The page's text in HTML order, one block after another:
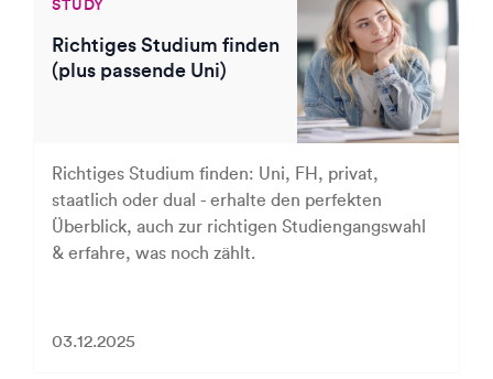
STUDY
Richtiges Studium finden
(plus passende Uni)
Richtiges Studium finden: Uni, FH, privat,
staatlich oder dual - erhalte den perfekten
Überblick, auch zur richtigen Studiengangswahl
& erfahre, was noch zählt.
03.12.2025